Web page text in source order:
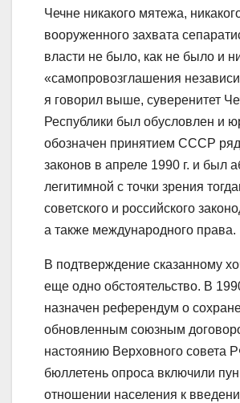
Чечне никакого мятежа,
вооруженного захвата
власти не было, как не было и
«самопровозглашения
я говорил выше, суверенитет
Республики был обусловлен и
обозначен принятием СССР
законов в апреле 1990 г. и был
легитимной с точки зрения
советского и российского
а также международного права.
В подтверждение сказанному
еще одно обстоятельство. В
назначен референдум о
обновленным союзным
настоянию Верховного совета
бюллетень опроса включили
отношении населения к